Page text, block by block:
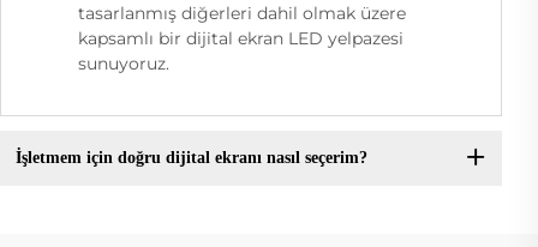
tasarlanmış diğerleri dahil olmak üzere
kapsamlı bir dijital ekran LED yelpazesi
sunuyoruz.
İşletmem için doğru dijital ekranı nasıl seçerim?